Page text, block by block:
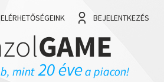
ELÉRHETŐSÉGEINK BEJELENTKEZÉS